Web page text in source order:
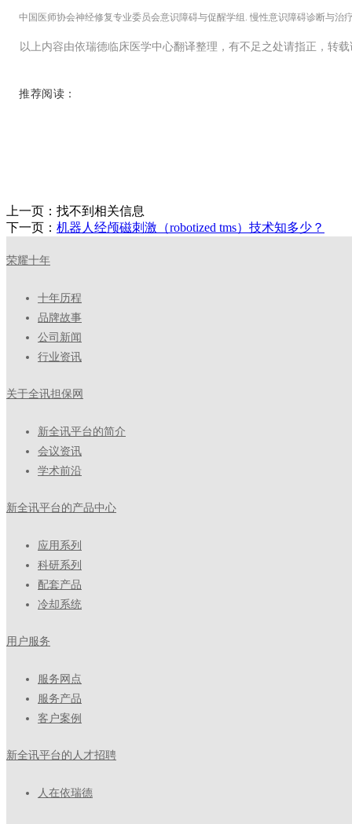
中国医师协会神经修复专业委员会意识障碍与促醒学组. 慢性意识障碍诊断与治
以上内容由依瑞德临床医学中心翻译整理，有不足之处请指正，转
推荐阅读：
上一页： 找不到相关信息
下一页： 机器人经颅磁刺激（robotized tms）技术知多少？
荣耀十年
十年历程
品牌故事
公司新闻
行业资讯
关于全讯担保网
新全讯平台的简介
会议资讯
学术前沿
新全讯平台的产品中心
应用系列
科研系列
配套产品
冷却系统
用户服务
服务网点
服务产品
客户案例
新全讯平台的人才招聘
人在依瑞德